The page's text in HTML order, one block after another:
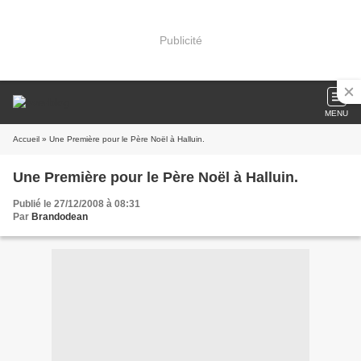
Publicité
MENU
Accueil » Une Première pour le Père Noël à Halluin.
Une Première pour le Père Noël à Halluin.
Publié le 27/12/2008 à 08:31
Par Brandodean